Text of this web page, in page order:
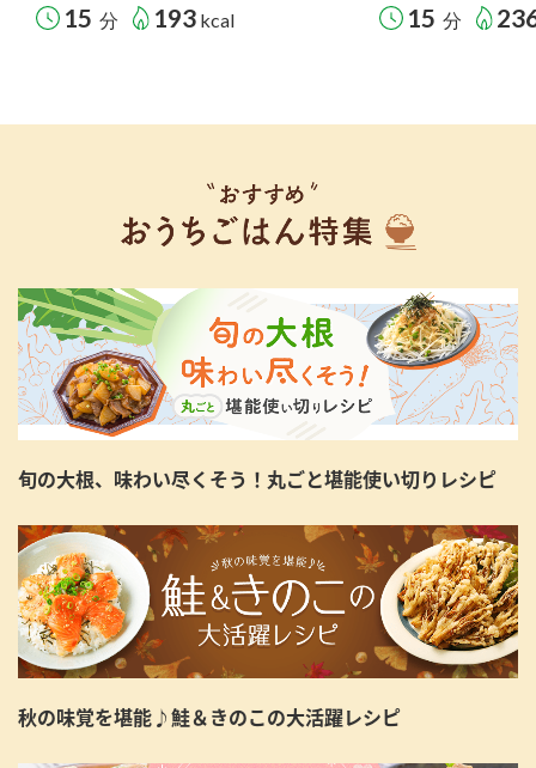
15 分 193 kcal 15 分
旬の大根、味わい尽くそう！丸ごと堪能使い切りレシピ
秋の味覚を堪能♪鮭＆きのこの大活躍レシピ